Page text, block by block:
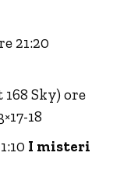
21:20
Sky) ore
18
I misteri